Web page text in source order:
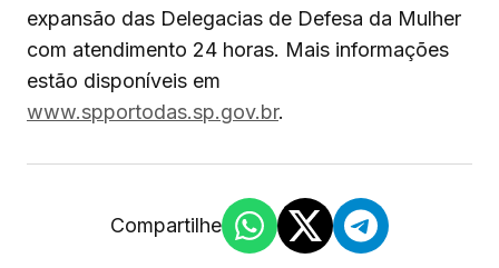
expansão das Delegacias de Defesa da Mulher
com atendimento 24 horas. Mais informações
estão disponíveis em
www.spportodas.sp.gov.br.
Compartilhe